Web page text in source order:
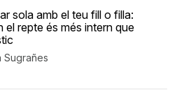
sola amb el teu fill o filla:
el repte és més intern que
Sugrañes